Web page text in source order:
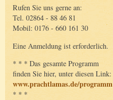
Rufen Sie uns gerne an:
Tel. 02864 - 88 46 81
Mobil: 0176 - 660 161 30
Eine Anmeldung ist erforderlich.
* * * Das gesamte Programm
finden Sie hier, unter diesen Link:
www.prachtlamas.de/programm
* * *